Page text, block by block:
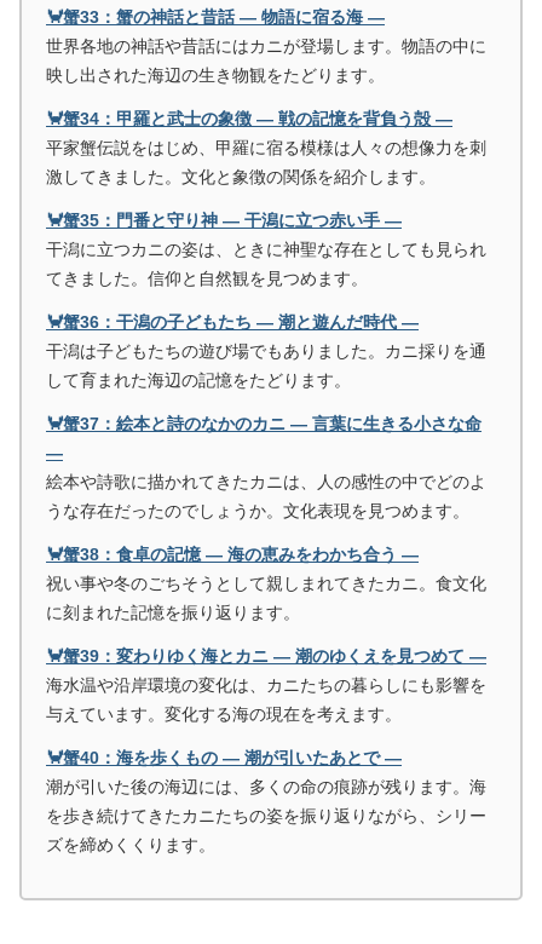
🦀蟹33：蟹の神話と昔話 ― 物語に宿る海 ―
世界各地の神話や昔話にはカニが登場します。物語の中に
映し出された海辺の生き物観をたどります。
🦀蟹34：甲羅と武士の象徴 ― 戦の記憶を背負う殻 ―
平家蟹伝説をはじめ、甲羅に宿る模様は人々の想像力を刺
激してきました。文化と象徴の関係を紹介します。
🦀蟹35：門番と守り神 ― 干潟に立つ赤い手 ―
干潟に立つカニの姿は、ときに神聖な存在としても見られ
てきました。信仰と自然観を見つめます。
🦀蟹36：干潟の子どもたち ― 潮と遊んだ時代 ―
干潟は子どもたちの遊び場でもありました。カニ採りを通
して育まれた海辺の記憶をたどります。
🦀蟹37：絵本と詩のなかのカニ ― 言葉に生きる小さな命
―
絵本や詩歌に描かれてきたカニは、人の感性の中でどのよ
うな存在だったのでしょうか。文化表現を見つめます。
🦀蟹38：食卓の記憶 ― 海の恵みをわかち合う ―
祝い事や冬のごちそうとして親しまれてきたカニ。食文化
に刻まれた記憶を振り返ります。
🦀蟹39：変わりゆく海とカニ ― 潮のゆくえを見つめて ―
海水温や沿岸環境の変化は、カニたちの暮らしにも影響を
与えています。変化する海の現在を考えます。
🦀蟹40：海を歩くもの ― 潮が引いたあとで ―
潮が引いた後の海辺には、多くの命の痕跡が残ります。海
を歩き続けてきたカニたちの姿を振り返りながら、シリー
ズを締めくくります。